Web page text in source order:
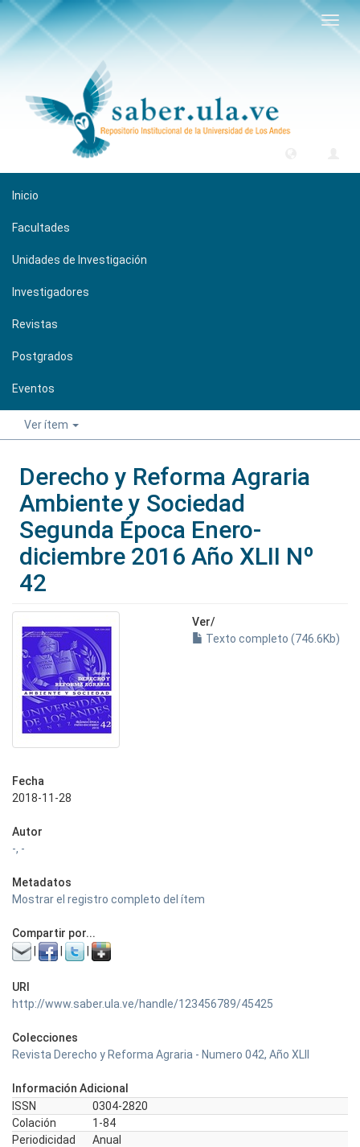
Inicio
Facultades
Unidades de Investigación
Investigadores
Revistas
Postgrados
Eventos
Ver ítem
Derecho y Reforma Agraria
Ambiente y Sociedad
Segunda Época Enero-
diciembre 2016 Año XLII Nº
42
Ver/
Texto completo (746.6Kb)
Fecha
2018-11-28
Autor
-, -
Metadatos
Mostrar el registro completo del ítem
Compartir por...
URI
http://www.saber.ula.ve/handle/123456789/45425
Colecciones
Revista Derecho y Reforma Agraria - Numero 042, Año XLII
Información Adicional
ISSN
0304-2820
Colación
1-84
Periodicidad
Anual